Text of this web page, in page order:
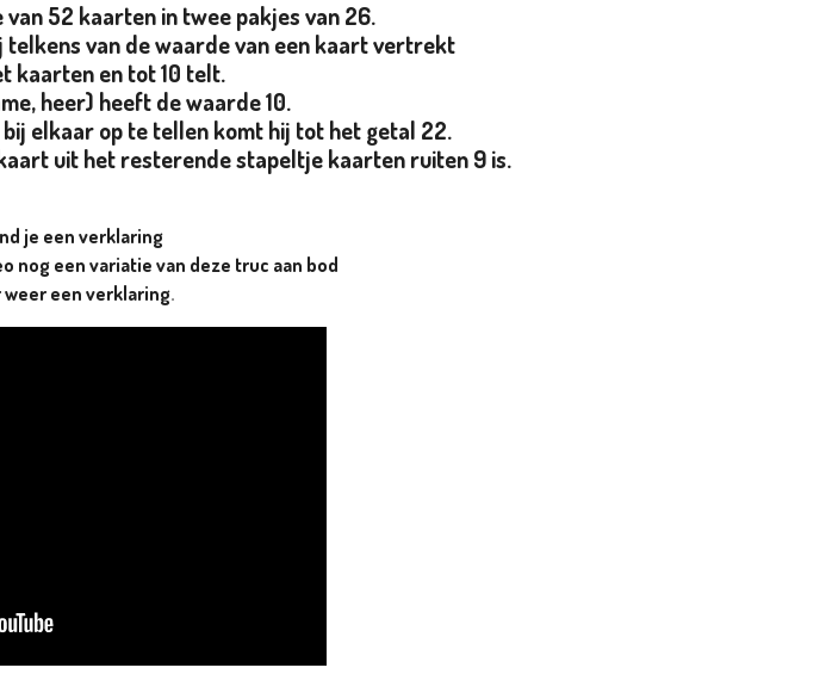
52 kaarten in twee pakjes van 26.
van de waarde van een kaart vertrekt
kaarten en tot 10 telt.
heer) heeft de waarde 10.
elkaar op te tellen komt hij tot het getal 22.
uit het resterende stapeltje kaarten ruiten 9 is.
je een verklaring
nog een variatie van deze truc aan bod
een verklaring.